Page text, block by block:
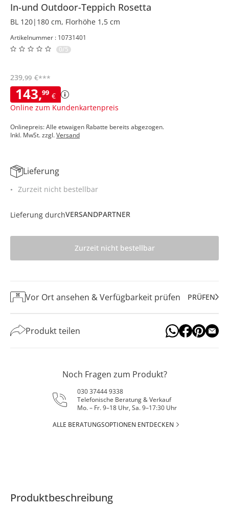
In-und Outdoor-Teppich Rosetta
BL 120|180 cm, Florhöhe 1,5 cm
Artikelnummer : 10731401
0/5
143,99 €
Online zum Kundenkartenpreis
239,99 €***
Onlinepreis: Alle etwaigen Rabatte bereits abgezogen.
Inkl. MwSt. zzgl.Versand
Lieferung
Zurzeit nicht bestellbar
Lieferung durchVERSANDPARTNER
Zurzeit nicht bestellbar
Vor Ort ansehen & Verfügbarkeit prüfen PRÜFEN
Produkt teilen
Noch Fragen zum Produkt?
030 37444 9338
Telefonische Beratung & Verkauf
Mo. – Fr. 9–18 Uhr, Sa. 9–17:30 Uhr
ALLE BERATUNGSOPTIONEN ENTDECKEN
Produktbeschreibung